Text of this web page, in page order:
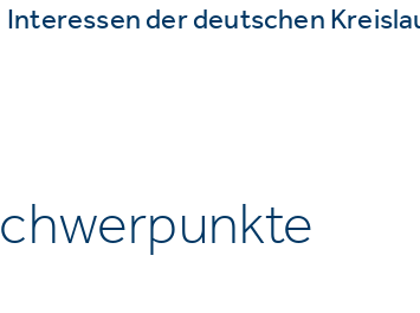
Interessen der deutschen